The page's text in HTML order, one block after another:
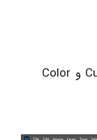
(نمودار تنظیمات Curves و Color